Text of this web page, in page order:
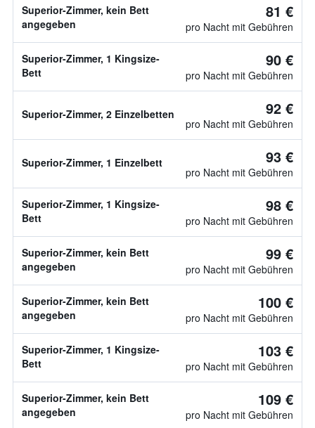
Superior-Zimmer, kein Bett
angegeben
81 €
pro Nacht mit Gebühren
Superior-Zimmer, 1 Kingsize-
Bett
90 €
pro Nacht mit Gebühren
Superior-Zimmer, 2 Einzelbetten 92 €
pro Nacht mit Gebühren
Superior-Zimmer, 1 Einzelbett 93 €
pro Nacht mit Gebühren
Superior-Zimmer, 1 Kingsize-
Bett
98 €
pro Nacht mit Gebühren
Superior-Zimmer, kein Bett
angegeben
99 €
pro Nacht mit Gebühren
Superior-Zimmer, kein Bett
angegeben
100 €
pro Nacht mit Gebühren
Superior-Zimmer, 1 Kingsize-
Bett
103 €
pro Nacht mit Gebühren
Superior-Zimmer, kein Bett
angegeben
109 €
pro Nacht mit Gebühren